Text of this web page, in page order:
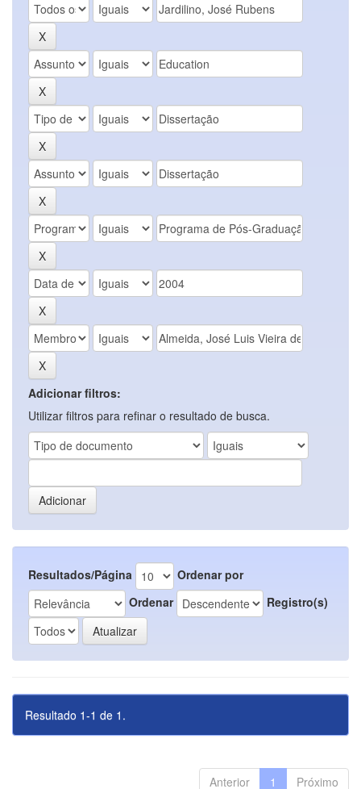
Adicionar filtros:
Utilizar filtros para refinar o resultado de busca.
Resultados/Página
Ordenar por
Ordenar
Registro(s)
Resultado 1-1 de 1.
Anterior 1 Próximo